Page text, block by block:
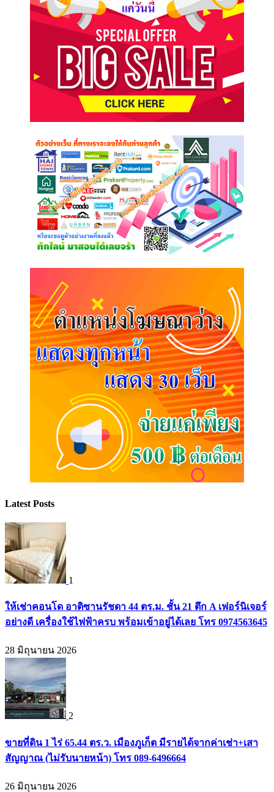
Latest Posts
1
ให้เช่าคอนโด อาติซานรัชดา 44 ตร.ม. ชั้น 21 ตึก A เฟอร์นิเจอร์
อย่างดี เครื่องใช้ไฟฟ้าครบ พร้อมเข้าอยู่ได้เลย โทร 0974563645
28 มิถุนายน 2026
2
ขายที่ดิน 1 ไร่ 65.44 ตร.ว. เมืองภูเก็ต มีรายได้จากค่าเช่า+เสา
สัญญาณ (ไม่รับนายหน้า) โทร 089-6496664
26 มิถุนายน 2026